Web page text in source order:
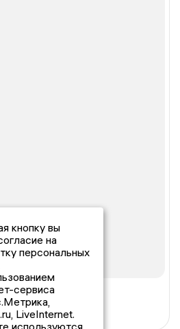
кнопку вы
на
персональных
сервиса
LiveInternet.
используются